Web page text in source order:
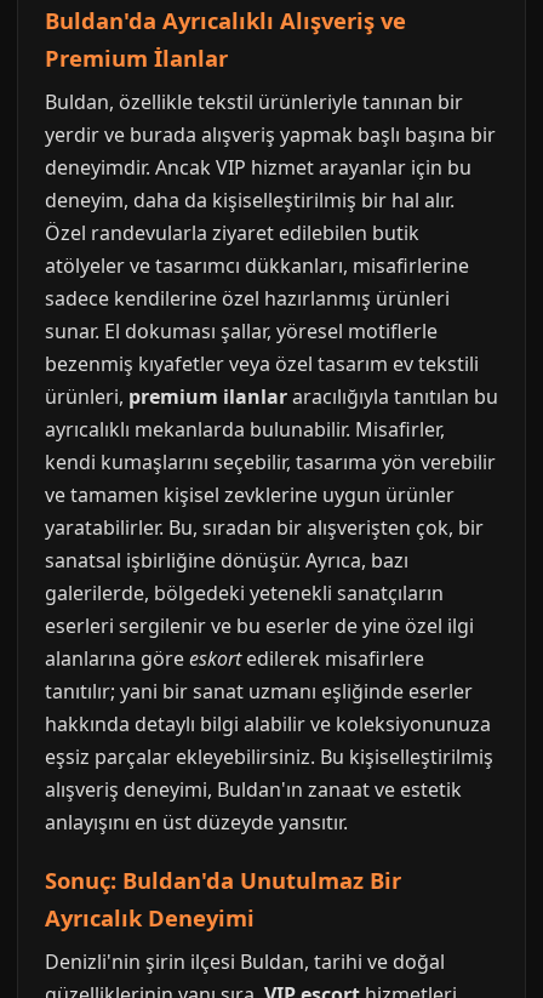
Buldan'da Ayrıcalıklı Alışveriş ve
Premium İlanlar
Buldan, özellikle tekstil ürünleriyle tanınan bir
yerdir ve burada alışveriş yapmak başlı başına bir
deneyimdir. Ancak VIP hizmet arayanlar için bu
deneyim, daha da kişiselleştirilmiş bir hal alır.
Özel randevularla ziyaret edilebilen butik
atölyeler ve tasarımcı dükkanları, misafirlerine
sadece kendilerine özel hazırlanmış ürünleri
sunar. El dokuması şallar, yöresel motiflerle
bezenmiş kıyafetler veya özel tasarım ev tekstili
ürünleri, premium ilanlararacılığıyla tanıtılan bu
ayrıcalıklı mekanlarda bulunabilir. Misafirler,
kendi kumaşlarını seçebilir, tasarıma yön verebilir
ve tamamen kişisel zevklerine uygun ürünler
yaratabilirler. Bu, sıradan bir alışverişten çok, bir
sanatsal işbirliğine dönüşür. Ayrıca, bazı
galerilerde, bölgedeki yetenekli sanatçıların
eserleri sergilenir ve bu eserler de yine özel ilgi
alanlarına göreeskortedilerek misafirlere
tanıtılır; yani bir sanat uzmanı eşliğinde eserler
hakkında detaylı bilgi alabilir ve koleksiyonunuza
eşsiz parçalar ekleyebilirsiniz. Bu kişiselleştirilmiş
alışveriş deneyimi, Buldan'ın zanaat ve estetik
anlayışını en üst düzeyde yansıtır.
Sonuç: Buldan'da Unutulmaz Bir
Ayrıcalık Deneyimi
Denizli'nin şirin ilçesi Buldan, tarihi ve doğal